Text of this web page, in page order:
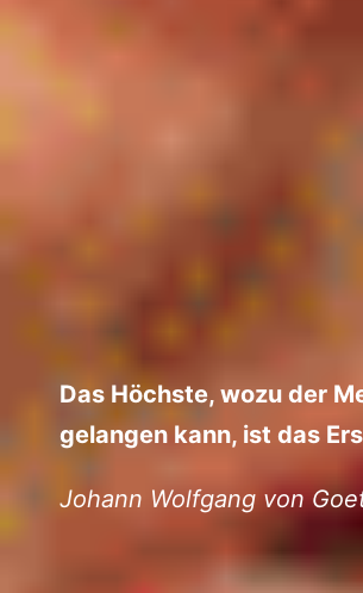
Das Höchste, wozu der
gelangen kann, ist das
Johann Wolfgang von